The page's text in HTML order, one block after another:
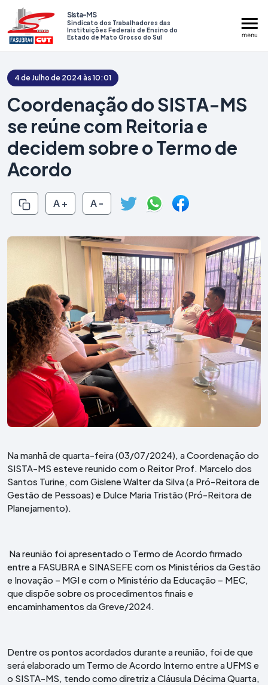
Sista-MS
Sindicato dos Trabalhadores das
Instituições Federais de Ensino do
Estado de Mato Grosso do Sul
Institucional
Serviços
Mídias
Denúncia
Filie-se
4 de Julho de 2024 às 10:01
Coordenação do SISTA-MS
se reúne com Reitoria e
decidem sobre o Termo de
Acordo
A + A -
Na manhã de quarta-feira (03/07/2024), a Coordenação do
SISTA-MS esteve reunido com o Reitor Prof. Marcelo dos
Santos Turine, com Gislene Walter da Silva (a Pró-Reitora de
Gestão de Pessoas) e Dulce Maria Tristão (Pró-Reitora de
Planejamento).
Na reunião foi apresentado o Termo de Acordo firmado
entre a FASUBRA e SINASEFE com os Ministérios da Gestão
e Inovação – MGI e com o Ministério da Educação – MEC,
que dispõe sobre os procedimentos finais e
encaminhamentos da Greve/2024.
Dentre os pontos acordados durante a reunião, foi de que
será elaborado um Termo de Acordo Interno entre a UFMS e
o SISTA-MS, tendo como diretriz a Cláusula Décima Quarta,